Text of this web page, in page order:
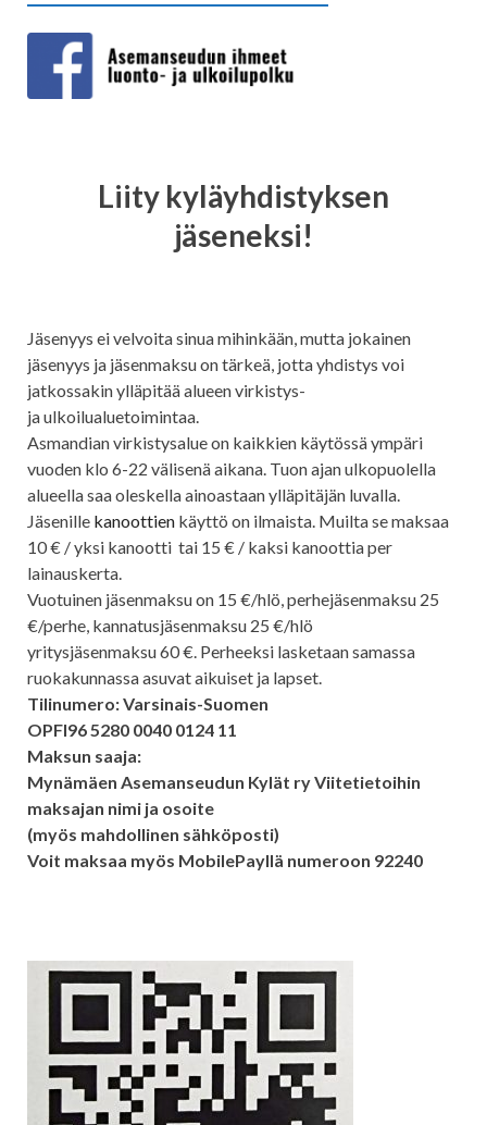
Liity kyläyhdistyksen
jäseneksi!
Jäsenyys ei velvoita sinua mihinkään, mutta jokainen
jäsenyys ja jäsenmaksu on tärkeä, jotta yhdistys voi
jatkossakin ylläpitää alueen virkistys-
ja ulkoilualuetoimintaa.
Asmandian virkistysalue on kaikkien käytössä ympäri
vuoden klo 6-22 välisenä aikana. Tuon ajan ulkopuolella
alueella saa oleskella ainoastaan ylläpitäjän luvalla.
Jäsenille kanoottien käyttö on ilmaista. Muilta se maksaa
10 € / yksi kanootti tai 15 € / kaksi kanoottia per
lainauskerta.
Vuotuinen jäsenmaksu on 15 €/hlö, perhejäsenmaksu 25
€/perhe, kannatusjäsenmaksu 25 €/hlö
yritysjäsenmaksu 60 €. Perheeksi lasketaan samassa
ruokakunnassa asuvat aikuiset ja lapset.
Tilinumero: Varsinais-Suomen
OPFI96 5280 0040 0124 11
Maksun saaja:
Mynämäen Asemanseudun Kylät ry Viitetietoihin
maksajan nimi ja osoite
(myös mahdollinen sähköposti)
Voit maksaa myös MobilePayllä numeroon 92240